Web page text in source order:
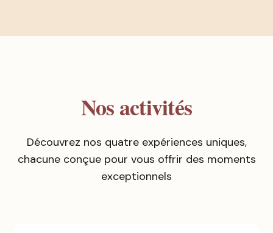
Nos activités
Découvrez nos quatre expériences uniques,
chacune conçue pour vous offrir des moments
exceptionnels